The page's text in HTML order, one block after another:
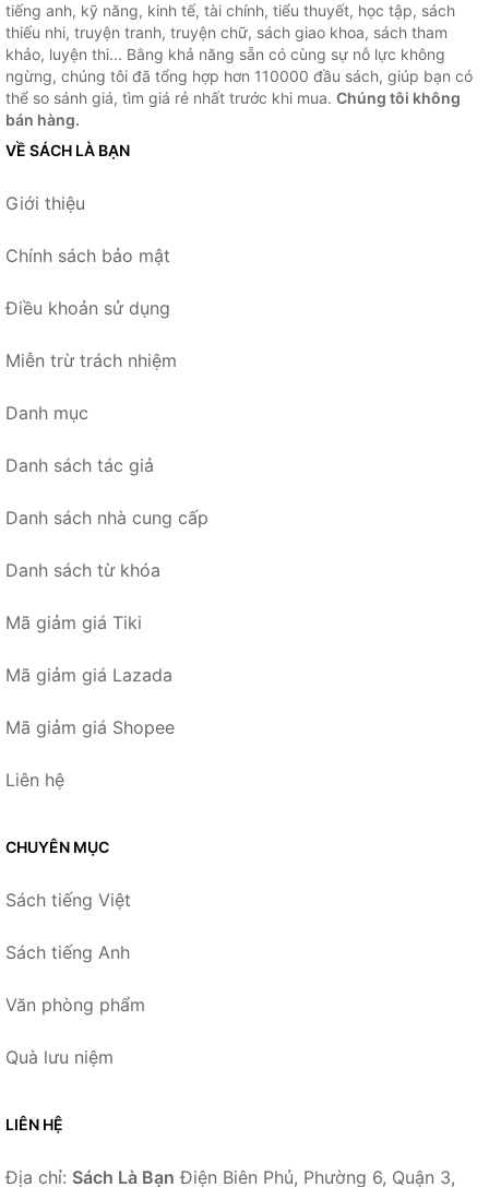
tiếng anh, kỹ năng, kinh tế, tài chính, tiểu thuyết, học tập, sách
thiếu nhi, truyện tranh, truyện chữ, sách giao khoa, sách tham
khảo, luyện thi... Bằng khả năng sẵn có cùng sự nỗ lực không
ngừng, chúng tôi đã tổng hợp hơn 110000 đầu sách, giúp bạn có
thể so sánh giá, tìm giá rẻ nhất trước khi mua. Chúng tôi không
bán hàng.
VỀ SÁCH LÀ BẠN
Giới thiệu
Chính sách bảo mật
Điều khoản sử dụng
Miễn trừ trách nhiệm
Danh mục
Danh sách tác giả
Danh sách nhà cung cấp
Danh sách từ khóa
Mã giảm giá Tiki
Mã giảm giá Lazada
Mã giảm giá Shopee
Liên hệ
CHUYÊN MỤC
Sách tiếng Việt
Sách tiếng Anh
Văn phòng phẩm
Quà lưu niệm
LIÊN HỆ
Địa chỉ: Sách Là Bạn Điện Biên Phủ, Phường 6, Quận 3,